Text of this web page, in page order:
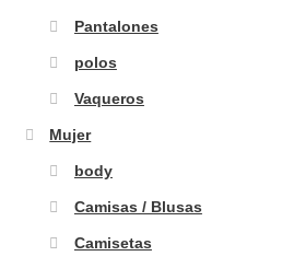
Pantalones
polos
Vaqueros
Mujer
body
Camisas / Blusas
Camisetas